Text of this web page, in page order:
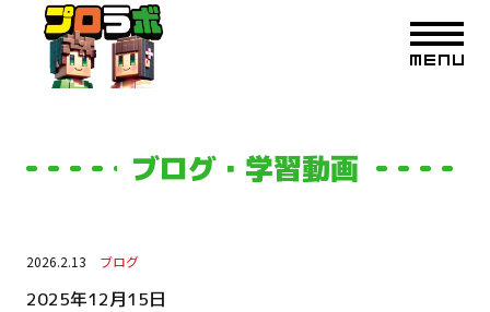
ブログ・学習動画
2026.2.13 ブログ
2025年12月15日